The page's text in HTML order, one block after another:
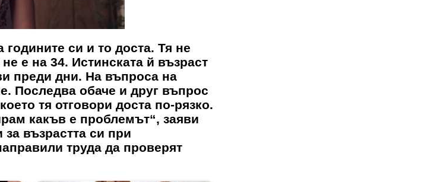
си и то доста. Тя не
е на 34. Истинската й възраст
преди дни. На въпроса на
Последва обаче и друг въпрос
тя отговори доста по-рязко.
какъв е проблемът“, заяви
възрастта си при
труда да проверят